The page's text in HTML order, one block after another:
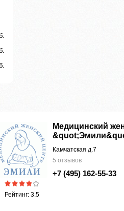
Рейтинг: 3.5
Медицинский
Камчатская д.7
5 отзывов
+7 (495) 162-55-33